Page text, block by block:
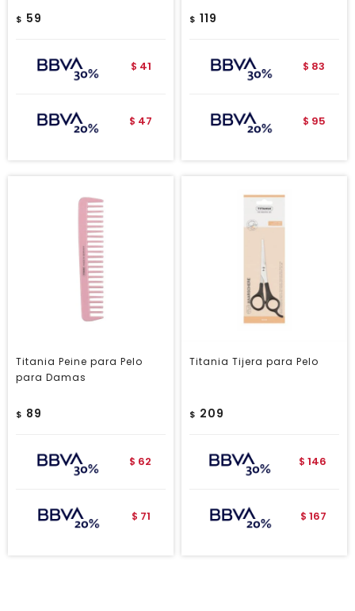
$ 59
$ 41
$ 47
$ 119
$ 83
$ 95
Titania Peine para Pelo
para Damas
$ 89
$ 62
$ 71
Titania Tijera para Pelo
$ 209
$ 146
$ 167